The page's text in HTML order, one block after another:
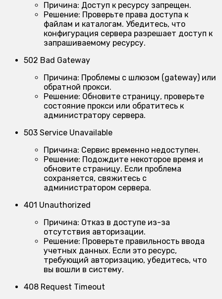
Причина: Доступ к ресурсу запрещен.
Решение: Проверьте права доступа к
файлам и каталогам. Убедитесь, что
конфигурация сервера разрешает доступ к
запрашиваемому ресурсу.
502 Bad Gateway
Причина: Проблемы с шлюзом (gateway) или
обратной прокси.
Решение: Обновите страницу, проверьте
состояние прокси или обратитесь к
администратору сервера.
503 Service Unavailable
Причина: Сервис временно недоступен.
Решение: Подождите некоторое время и
обновите страницу. Если проблема
сохраняется, свяжитесь с
администратором сервера.
401 Unauthorized
Причина: Отказ в доступе из-за
отсутствия авторизации.
Решение: Проверьте правильность ввода
учетных данных. Если это ресурс,
требующий авторизацию, убедитесь, что
вы вошли в систему.
408 Request Timeout